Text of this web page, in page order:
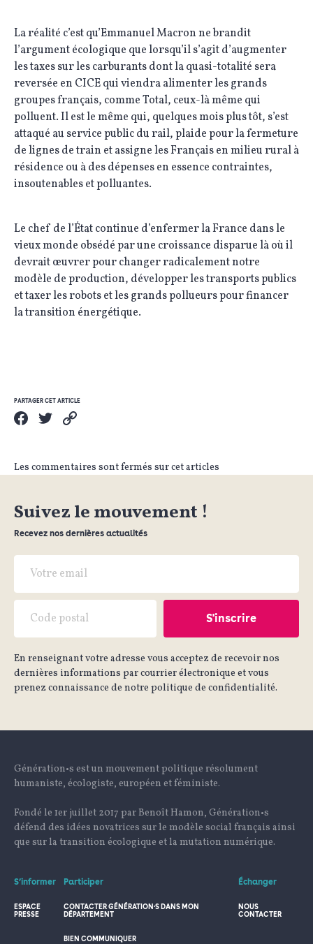
La réalité c’est qu’Emmanuel Macron ne brandit
l’argument écologique que lorsqu’il s’agit d’augmenter
les taxes sur les carburants dont la quasi-totalité sera
reversée en CICE qui viendra alimenter les grands
groupes français, comme Total, ceux-là même qui
polluent. Il est le même qui, quelques mois plus tôt, s’est
attaqué au service public du rail, plaide pour la fermeture
de lignes de train et assigne les Français en milieu rural à
résidence ou à des dépenses en essence contraintes,
insoutenables et polluantes.
Le chef de l’État continue d’enfermer la France dans le
vieux monde obsédé par une croissance disparue là où il
devrait œuvrer pour changer radicalement notre
modèle de production, développer les transports publics
et taxer les robots et les grands pollueurs pour financer
la transition énergétique.
PARTAGER CET ARTICLE
Les commentaires sont fermés sur cet articles
Suivez le mouvement !
Recevez nos dernières actualités
En renseignant votre adresse vous acceptez de recevoir nos
dernières informations par courrier électronique et vous
prenez connaissance de notre politique de confidentialité.
Génération•s est un mouvement politique résolument
humaniste, écologiste, européen et féministe.
Fondé le 1er juillet 2017 par Benoît Hamon, Génération•s
défend des idées novatrices sur le modèle social français ainsi
que sur la transition écologique et la mutation numérique.
S’informer
ESPACE
PRESSE
Participer
CONTACTER GÉNÉRATION·S DANS MON
DÉPARTEMENT
BIEN COMMUNIQUER
Échanger
NOUS
CONTACTER